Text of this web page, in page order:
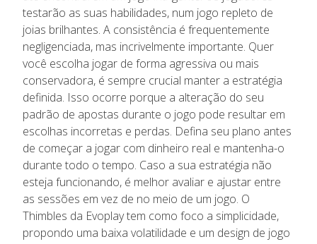
testarão as suas habilidades, num jogo repleto de
joias brilhantes. A consistência é frequentemente
negligenciada, mas incrivelmente importante. Quer
você escolha jogar de forma agressiva ou mais
conservadora, é sempre crucial manter a estratégia
definida. Isso ocorre porque a alteração do seu
padrão de apostas durante o jogo pode resultar em
escolhas incorretas e perdas. Defina seu plano antes
de começar a jogar com dinheiro real e mantenha-o
durante todo o tempo. Caso a sua estratégia não
esteja funcionando, é melhor avaliar e ajustar entre
as sessões em vez de no meio de um jogo. O
Thimbles da Evoplay tem como foco a simplicidade,
propondo uma baixa volatilidade e um design de jogo